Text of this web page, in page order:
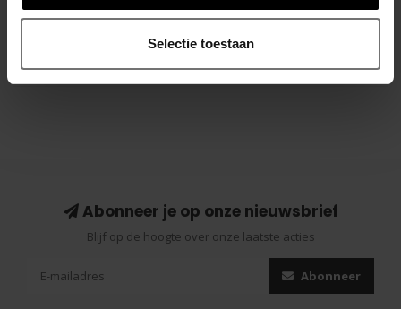
Selectie toestaan
Gerelateerde producten
Abonneer je op onze nieuwsbrief
Blijf op de hoogte over onze laatste acties
Abonneer